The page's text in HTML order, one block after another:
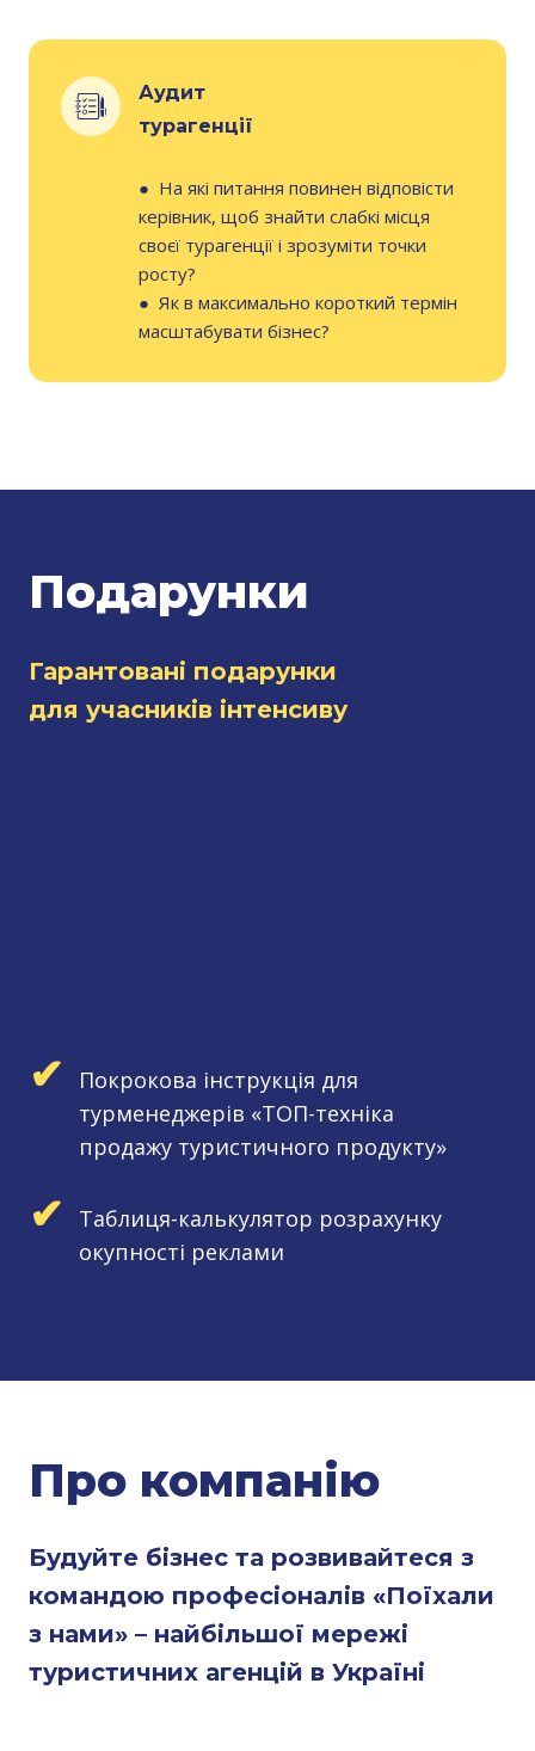
Аудит
турагенції
● На які питання повинен відповісти
керівник, щоб знайти слабкі місця
своєї турагенції і зрозуміти точки
росту?
● Як в максимально короткий термін
масштабувати бізнес?
Подарунки
Покрокова інструкція для
турменеджерів «ТОП-техніка
продажу туристичного продукту»
✔
✔
Таблиця-калькулятор розрахунку
окупності реклами
Гарантовані подарунки
для учасників інтенсиву
Про компанію
Будуйте бізнес та розвивайтеся з
командою професіоналів «Поїхали
з нами» – найбільшої мережі
туристичних агенцій в Україні